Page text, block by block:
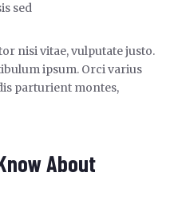
sed
nisi vitae, vulputate justo.
ipsum. Orci varius
parturient montes,
About